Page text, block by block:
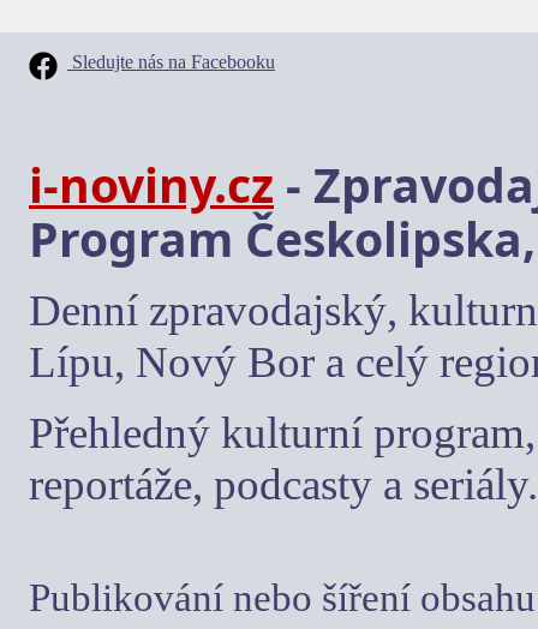
Sledujte nás na Facebooku
i-noviny.cz -
Program
Denní zpravodajský,
Lípu, Nový Bor a celý
Přehledný kulturní
reportáže, podcasty a seriály.
Publikování nebo šíření